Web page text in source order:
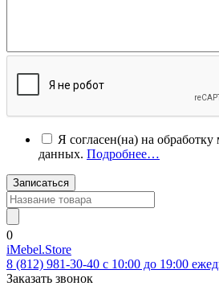
Я согласен(на) на
данных. Подробнее…
Записаться
0
iMebel.Store
8 (812) 981-30-40 c 10:00 до 19:00
Заказать звонок